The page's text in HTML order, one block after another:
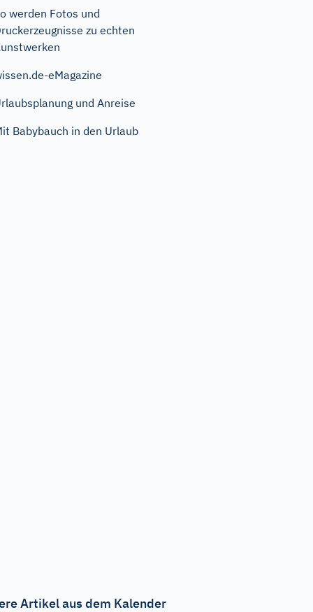
werden Fotos und
zu echten
eMagazine
und Anreise
Babybauch in den Urlaub
Artikel aus dem Kalender